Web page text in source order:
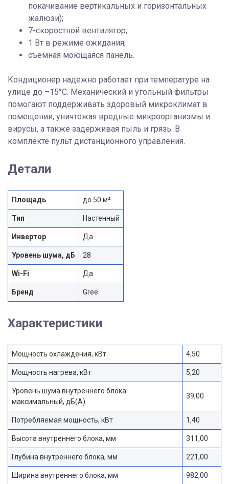
покачивание вертикальных и горизонтальных
жалюзи);
7-скоростной вентилятор;
1 Вт в режиме ожидания;
съемная моющаяся панель.
Кондиционер надежно работает при температуре на
улице до –15°С. Механический и угольный фильтры
помогают поддерживать здоровый микроклимат в
помещении, уничтожая вредные микроорганизмы и
вирусы, а также задерживая пыль и грязь. В
комплекте пульт дистанционного управления.
Детали
Площадь до 50 м²
Тип Настенный
Инвертор Да
Уровень шума, дБ 28
Wi-Fi Да
Бренд Gree
Характеристики
Мощность охлаждения, кВт 4,50
Мощность нагрева, кВт 5,20
Уровень шума внутреннего блока
максимальный, дБ(А)
39,00
Потребляемая мощность, кВт 1,40
Высота внутреннего блока, мм 311,00
Глубина внутреннего блока, мм 221,00
Ширина внутреннего блока, мм 982,00